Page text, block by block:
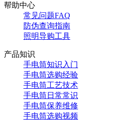
帮助中心
常见问题FAQ
防伪查询指南
照明导购工具
产品知识
手电筒知识入门
手电筒选购经验
手电筒工艺技术
手电筒日常常识
手电筒保养维修
手电筒选购视频